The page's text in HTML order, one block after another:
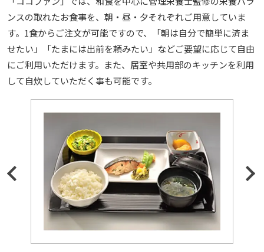
ンスの取れたお食事を、朝・昼・夕それぞれご用意していま
す。1食からご注文が可能ですので、「朝は自分で簡単に済ま
せたい」「たまには出前を頼みたい」などご要望に応じて自由
にご利用いただけます。また、居室や共用部のキッチンを利用
して自炊していただく事も可能です。